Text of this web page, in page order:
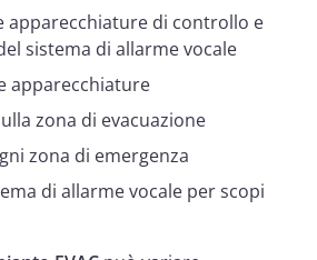
apparecchiature di controllo e
sistema di allarme vocale
apparecchiature
zona di evacuazione
zona di emergenza
di allarme vocale per scopi